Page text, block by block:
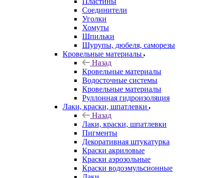
Соединители
Уголки
Хомуты
Шпильки
Шурупы, дюбеля, саморезы
Кровельные материалы
Назад
Кровельные материалы
Водосточные системы
Кровельные материалы
Руллонная гидроизоляция
Лаки, краски, шпатлевки
Назад
Лаки, краски, шпатлевки
Пигменты
Декоративная штукатурка
Краски акриловые
Краски аэрозольные
Краски водоэмульсионные